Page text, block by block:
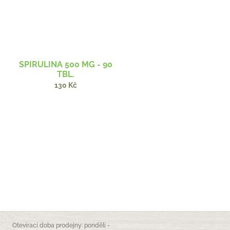
SPIRULINA 500 MG - 90
TBL.
130 Kč
Otevírací doba prodejny: pondělí -